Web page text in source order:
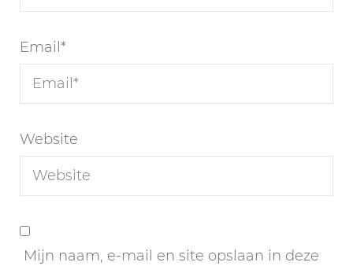
Email*
Website
Mijn naam, e-mail en site opslaan in deze